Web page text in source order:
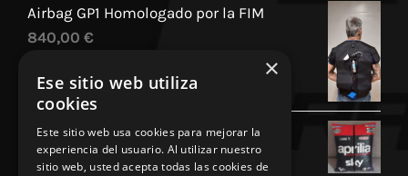
Airbag GP1 Homologado por la FIM
840,00 €
Cojin Personalizado Aprilia Racing
45,00€
×
Ese sitio web utiliza
cookies
Este sitio web usa cookies para mejorar la
experiencia del usuario. Al utilizar nuestro
sitio web, usted acepta todas las cookies de